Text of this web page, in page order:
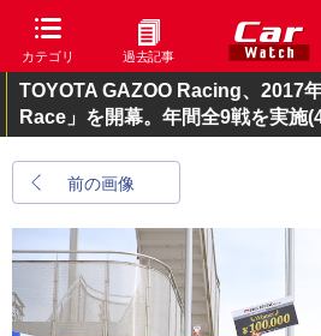
カテゴリ 過去記事
TOYOTA GAZOO Racing、2017
Race」を開幕。年間全9戦を実施
前の画像